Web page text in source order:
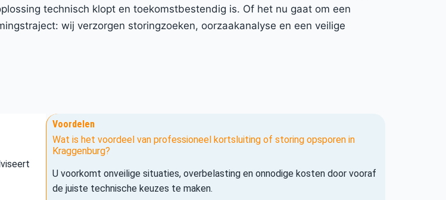
technisch klopt en toekomstbestendig is. Of het nu gaat om een
wij verzorgen storingzoeken, oorzaakanalyse en een veilige
Voordelen
Wat is het voordeel van professioneel kortsluiting of storing opsporen in
Kraggenburg?
U voorkomt onveilige situaties, overbelasting en onnodige kosten door vooraf
de juiste technische keuzes te maken.